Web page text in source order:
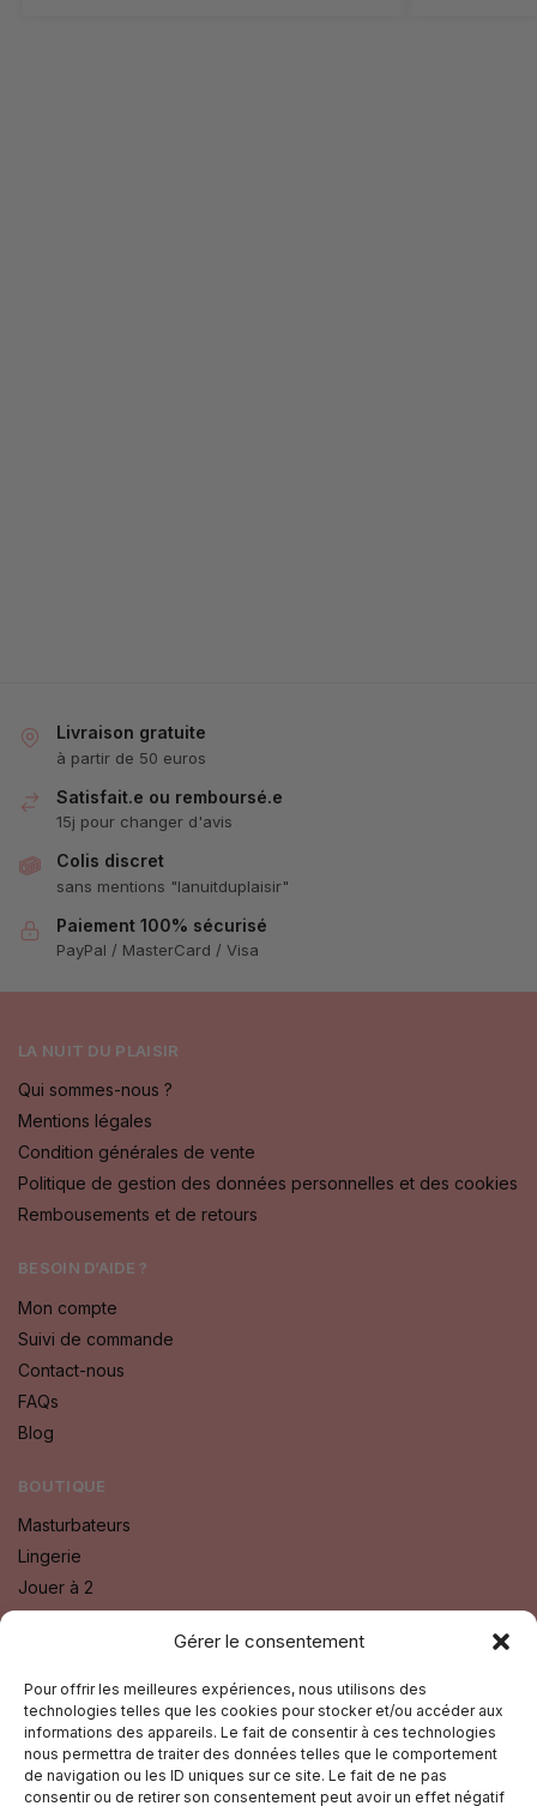
Gérer le consentement
Pour offrir les meilleures expériences, nous utilisons des
technologies telles que les cookies pour stocker et/ou accéder aux
informations des appareils. Le fait de consentir à ces technologies
nous permettra de traiter des données telles que le comportement
de navigation ou les ID uniques sur ce site. Le fait de ne pas
consentir ou de retirer son consentement peut avoir un effet négatif
Livraison gratuite
à partir de 50 euros
Satisfait.e ou remboursé.e
15j pour changer d'avis
Colis discret
sans mentions "lanuitduplaisir"
Paiement 100% sécurisé
PayPal / MasterCard / Visa
LA NUIT DU PLAISIR
Qui sommes-nous ?
Mentions légales
Condition générales de vente
Politique de gestion des données personnelles et des cookies
Rembousements et de retours
BESOIN D’AIDE ?
Mon compte
Suivi de commande
Contact-nous
FAQs
Blog
BOUTIQUE
Masturbateurs
Lingerie
Jouer à 2
Sextoys
Fétichisme SM
SUIVEZ-NOUS SUR :